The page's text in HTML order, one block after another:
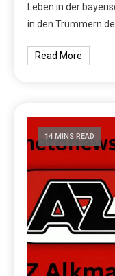
Leben in der
in den Trümmern
Read More
14 MINS READ